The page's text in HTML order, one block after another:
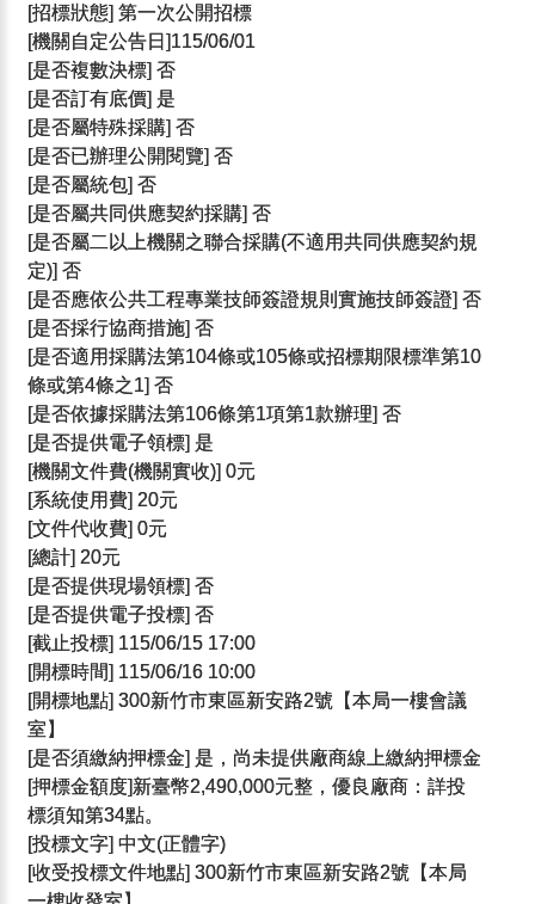
[招標狀態] 第一次公開招標
[機關自定公告日]115/06/01
[是否複數決標] 否
[是否訂有底價] 是
[是否屬特殊採購] 否
[是否已辦理公開閱覽] 否
[是否屬統包] 否
[是否屬共同供應契約採購] 否
[是否屬二以上機關之聯合採購(不適用共同供應契約規
定)] 否
[是否應依公共工程專業技師簽證規則實施技師簽證] 否
[是否採行協商措施] 否
[是否適用採購法第104條或105條或招標期限標準第10
條或第4條之1] 否
[是否依據採購法第106條第1項第1款辦理] 否
[是否提供電子領標] 是
[機關文件費(機關實收)] 0元
[系統使用費] 20元
[文件代收費] 0元
[總計] 20元
[是否提供現場領標] 否
[是否提供電子投標] 否
[截止投標] 115/06/15 17:00
[開標時間] 115/06/16 10:00
[開標地點] 300新竹市東區新安路2號【本局一樓會議
室】
[是否須繳納押標金] 是，尚未提供廠商線上繳納押標金
[押標金額度]新臺幣2,490,000元整，優良廠商：詳投
標須知第34點。
[投標文字] 中文(正體字)
[收受投標文件地點] 300新竹市東區新安路2號【本局